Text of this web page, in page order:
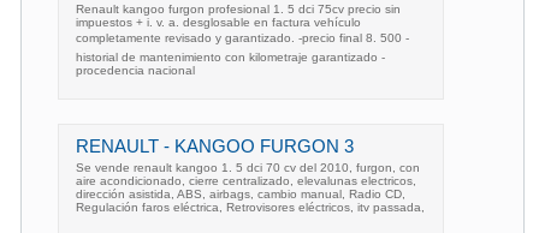
Renault kangoo furgon profesional 1. 5 dci 75cv precio sin
impuestos + i. v. a. desglosable en factura vehículo
completamente revisado y garantizado. -precio final 8. 500 -
historial de mantenimiento con kilometraje garantizado -
procedencia nacional
RENAULT - KANGOO FURGON 3
Se vende renault kangoo 1. 5 dci 70 cv del 2010, furgon, con
aire acondicionado, cierre centralizado, elevalunas electricos,
dirección asistida, ABS, airbags, cambio manual, Radio CD,
Regulación faros eléctrica, Retrovisores eléctricos, itv passada,